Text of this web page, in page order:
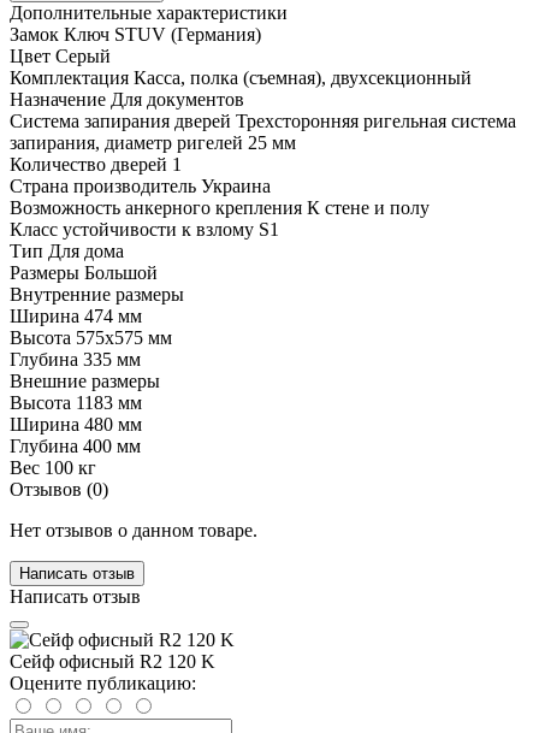
Дополнительные характеристики
Замок Ключ STUV (Германия)
Цвет Серый
Комплектация Касса, полка (съемная), двухсекционный
Назначение Для документов
Система запирания дверей Трехсторонняя ригельная система
запирания, диаметр ригелей 25 мм
Количество дверей 1
Страна производитель Украина
Возможность анкерного крепления К стене и полу
Класс устойчивости к взлому S1
Тип Для дома
Размеры Большой
Внутренние размеры
Ширина 474 мм
Высота 575х575 мм
Глубина 335 мм
Внешние размеры
Высота 1183 мм
Ширина 480 мм
Глубина 400 мм
Вес 100 кг
Отзывов (0)
Нет отзывов о данном товаре.
Написать отзыв
Написать отзыв
Сейф офисный R2 120 K
Оцените публикацию: